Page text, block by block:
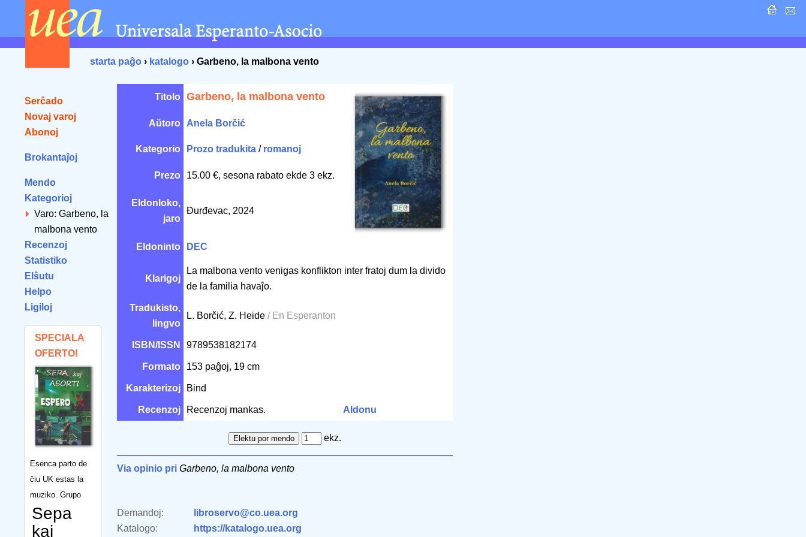
starta paĝo › katalogo › Garbeno, la malbona vento
Serĉado
Novaj varoj
Abonoj
Brokantaĵoj
Mendo
Kategorioj
Varo: Garbeno, la
malbona vento
Recenzoj
Statistiko
Elŝutu
Helpo
Ligiloj
SPECIALA
OFERTO!
Esenca parto de
ĉiu UK estas la
muziko. Grupo
Sepa
kaj
Titolo Garbeno, la malbona vento
Aŭtoro Anela Borčić
Kategorio Prozo tradukita / romanoj
Prezo 15.00 €, sesona rabato ekde 3 ekz.
Eldonloko,
jaro
Đurđevac, 2024
Eldoninto DEC
Klarigoj
La malbona vento venigas konflikton inter fratoj dum la divido
de la familia havaĵo.
Tradukisto,
lingvo
L. Borčić, Z. Heide / En Esperanton
ISBN/ISSN 9789538182174
Formato 153 paĝoj, 19 cm
Karakterizoj Bind
Recenzoj Recenzoj mankas. Aldonu
ekz.
Via opinio pri Garbeno, la malbona vento
Demandoj:
libroservo@co.uea.org
Katalogo:
https://katalogo.uea.org